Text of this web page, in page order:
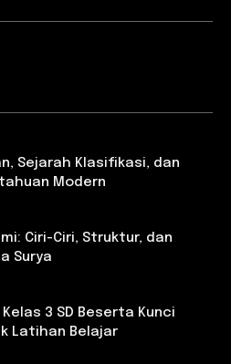
Sejarah Klasifikasi, dan
Modern
Ciri-Ciri, Struktur, dan
Surya
3 SD Beserta Kunci
Latihan Belajar